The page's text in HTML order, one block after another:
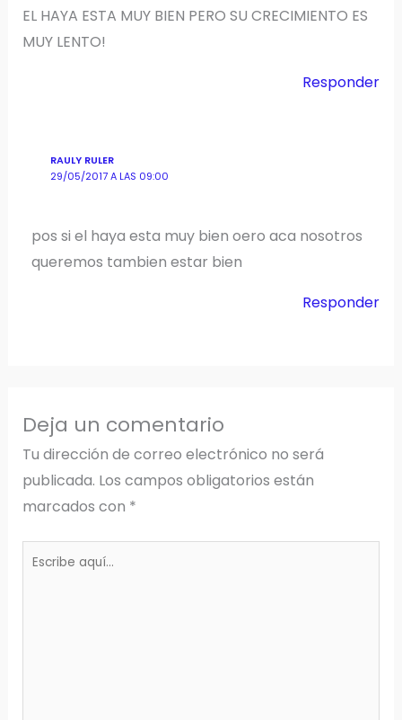
EL HAYA ESTA MUY BIEN PERO SU CRECIMIENTO ES
MUY LENTO!
Responder
RAULY RULER
29/05/2017 A LAS 09:00
pos si el haya esta muy bien oero aca nosotros
queremos tambien estar bien
Responder
Deja un comentario
Tu dirección de correo electrónico no será
publicada. Los campos obligatorios están
marcados con *
Escribe